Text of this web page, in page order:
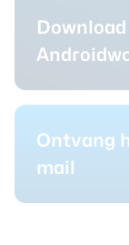
Ontvang
mail